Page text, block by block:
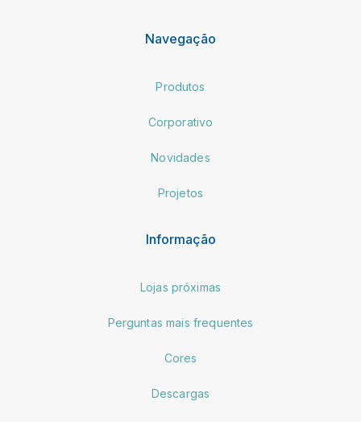
Navegação
Produtos
Corporativo
Novidades
Projetos
Informação
Lojas próximas
Perguntas mais frequentes
Cores
Descargas